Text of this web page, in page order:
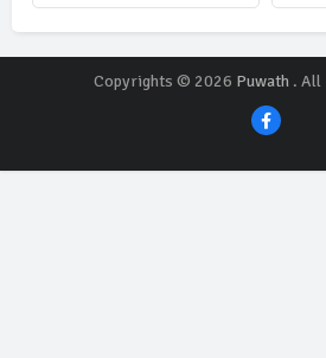
Copyrights © 2026 Puwath. All